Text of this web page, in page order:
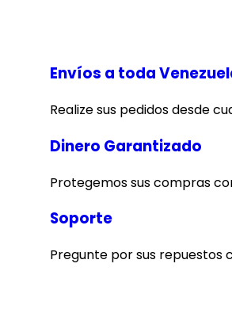
Envíos a toda
Realize sus pedidos desde
Dinero Garantizado
Protegemos sus compras
Soporte
Pregunte por sus repuestos